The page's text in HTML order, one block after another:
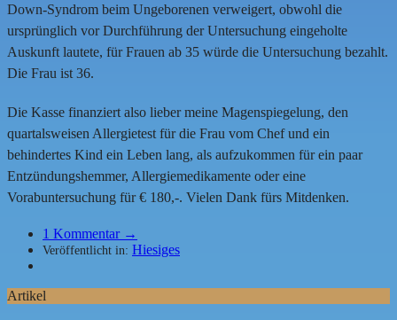
Down-Syndrom beim Ungeborenen verweigert, obwohl die
ursprünglich vor Durchführung der Untersuchung eingeholte
Auskunft lautete, für Frauen ab 35 würde die Untersuchung bezahlt.
Die Frau ist 36.
Die Kasse finanziert also lieber meine Magenspiegelung, den
quartalsweisen Allergietest für die Frau vom Chef und ein
behindertes Kind ein Leben lang, als aufzukommen für ein paar
Entzündungshemmer, Allergiemedikamente oder eine
Vorabuntersuchung für € 180,-. Vielen Dank fürs Mitdenken.
1 Kommentar →
Veröffentlicht in: Hiesiges
Artikel